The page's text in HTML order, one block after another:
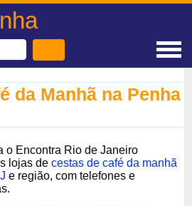
da Manhã na Penha
o Encontra Rio de Janeiro
lojas decestas de café da manhã
e região, com telefones e